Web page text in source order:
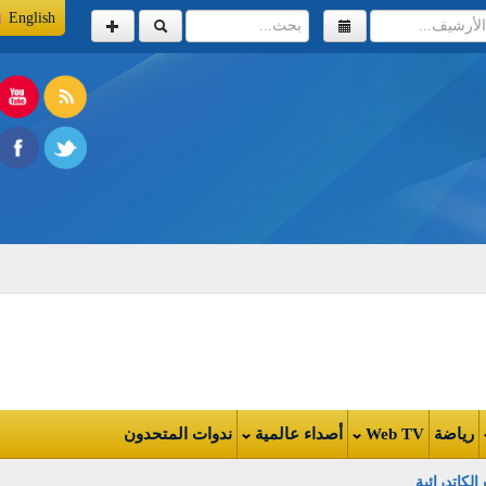
English
Web TV أصداء عالمية ندوات المتحدون